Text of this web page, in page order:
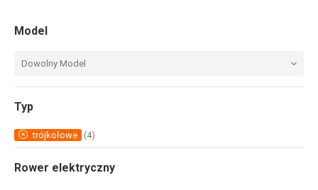
Model
Dowolny Model
Typ
trójkołowe (4)
Rower elektryczny